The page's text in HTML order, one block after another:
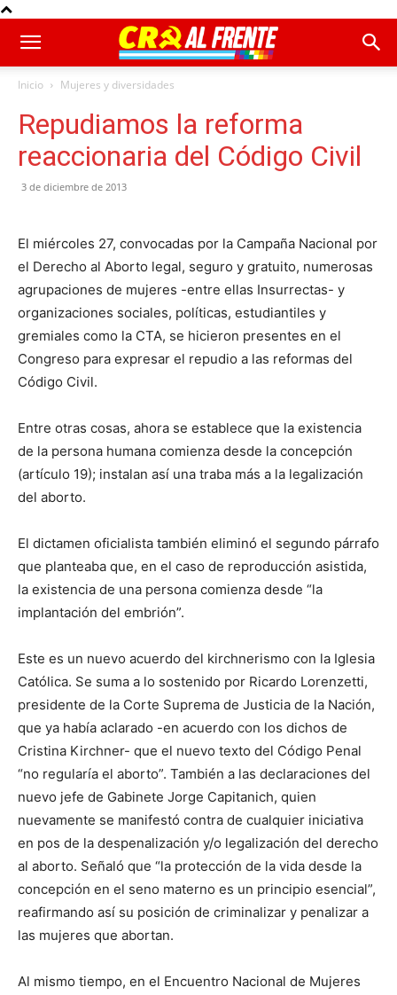
Inicio Mujeres y diversidades
Repudiamos la reforma
reaccionaria del Código Civil
3 de diciembre de 2013
El miércoles 27, convocadas por la Campaña Nacional por
el Derecho al Aborto legal, seguro y gratuito, numerosas
agrupaciones de mujeres -entre ellas Insurrectas- y
organizaciones sociales, políticas, estudiantiles y
gremiales como la CTA, se hicieron presentes en el
Congreso para expresar el repudio a las reformas del
Código Civil.
Entre otras cosas, ahora se establece que la existencia
de la persona humana comienza desde la concepción
(artículo 19); instalan así una traba más a la legalización
del aborto.
El dictamen oficialista también eliminó el segundo párrafo
que planteaba que, en el caso de reproducción asistida,
la existencia de una persona comienza desde “la
implantación del embrión”.
Este es un nuevo acuerdo del kirchnerismo con la Iglesia
Católica. Se suma a lo sostenido por Ricardo Lorenzetti,
presidente de la Corte Suprema de Justicia de la Nación,
que ya había aclarado -en acuerdo con los dichos de
Cristina Kirchner- que el nuevo texto del Código Penal
“no regularía el aborto”. También a las declaraciones del
nuevo jefe de Gabinete Jorge Capitanich, quien
nuevamente se manifestó contra de cualquier iniciativa
en pos de la despenalización y/o legalización del derecho
al aborto. Señaló que “la protección de la vida desde la
concepción en el seno materno es un principio esencial”,
reafirmando así su posición de criminalizar y penalizar a
las mujeres que abortan.
Al mismo tiempo, en el Encuentro Nacional de Mujeres